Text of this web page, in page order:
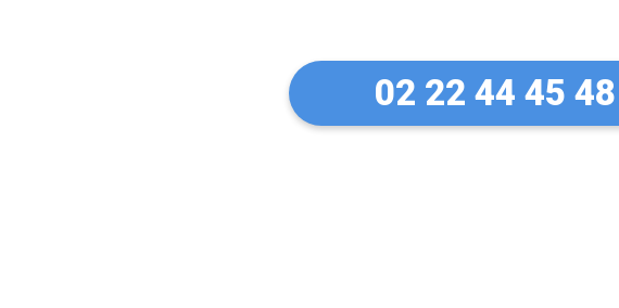
02 22 44 45 48